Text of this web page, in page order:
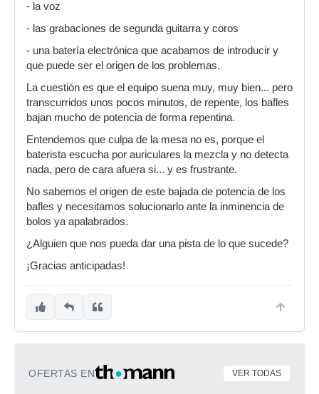
- la voz
- las grabaciones de segunda guitarra y coros
- una batería electrónica que acabamos de introducir y
que puede ser el origen de los problemas.
La cuestión es que el equipo suena muy, muy bien... pero
transcurridos unos pocos minutos, de repente, los bafles
bajan mucho de potencia de forma repentina.
Entendemos que culpa de la mesa no es, porque el
baterista escucha por auriculares la mezcla y no detecta
nada, pero de cara afuera si... y es frustrante.
No sabemos el origen de este bajada de potencia de los
bafles y necesitamos solucionarlo ante la inminencia de
bolos ya apalabrados.
¿Alguien que nos pueda dar una pista de lo que sucede?
¡Gracias anticipadas!
OFERTAS EN VER TODAS